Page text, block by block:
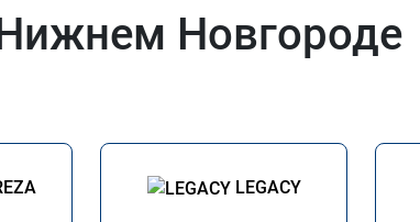
Новгороде
LEGACY